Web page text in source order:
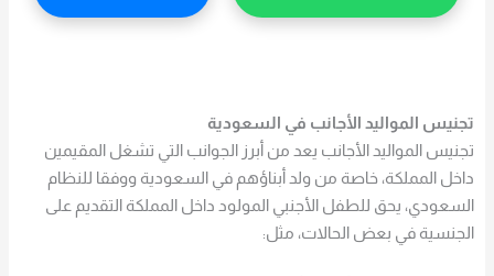
تجنيس المواليد الأجانب في السعودية
تجنيس المواليد الأجانب يعد من أبرز الجوانب التي تشغل المقيمين
داخل المملكة، خاصة من ولد أبناؤهم في السعودية ووفقا للنظام
السعودي، يحق للطفل الأجنبي المولود داخل المملكة التقديم على
الجنسية في بعض الحالات، مثل: